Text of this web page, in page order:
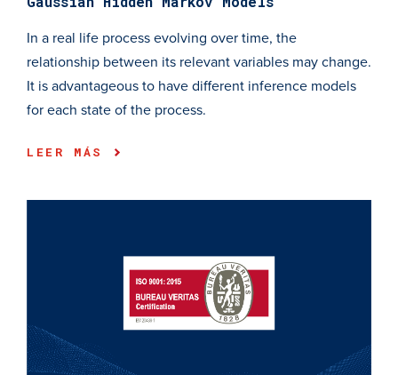
In a real life process evolving over time, the
relationship between its relevant variables may change.
It is advantageous to have different inference models
for each state of the process.
LEER MÁS